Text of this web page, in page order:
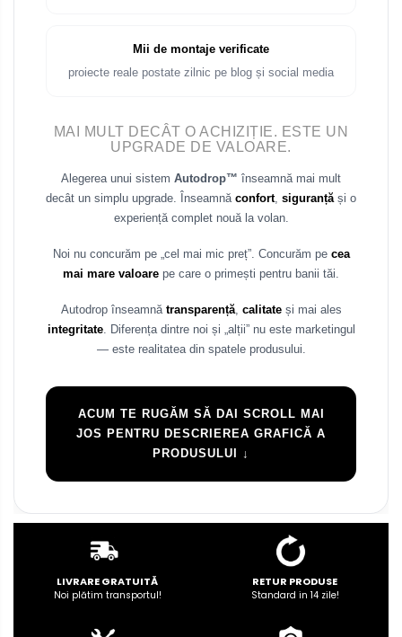
Mii de montaje verificate
proiecte reale postate zilnic pe blog și social media
MAI MULT DECÂT O ACHIZIȚIE. ESTE UN
UPGRADE DE VALOARE.
Alegerea unui sistem Autodrop™ înseamnă mai mult
decât un simplu upgrade. Înseamnă confort, siguranțăși o
experiență complet nouă la volan.
Noi nu concurăm pe „cel mai mic preț”. Concurăm pe cea
mai mare valoare pe care o primești pentru banii tăi.
Autodrop înseamnă transparență, calitateși mai ales
integritate. Diferența dintre noi și „alții” nu este marketingul
— este realitatea din spatele produsului.
ACUM TE RUGĂM SĂ DAI SCROLL MAI
JOS PENTRU DESCRIEREA GRAFICĂ A
PRODUSULUI ↓
LIVRARE GRATUITĂ
Noi plătim transportul!
RETUR PRODUSE
Standard in 14 zile!